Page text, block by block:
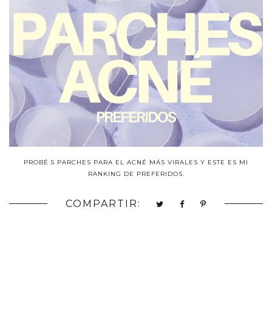
PROBÉ 5 PARCHES PARA EL ACNÉ MÁS VIRALES Y ESTE ES MI
RANKING DE PREFERIDOS.
COMPARTIR: